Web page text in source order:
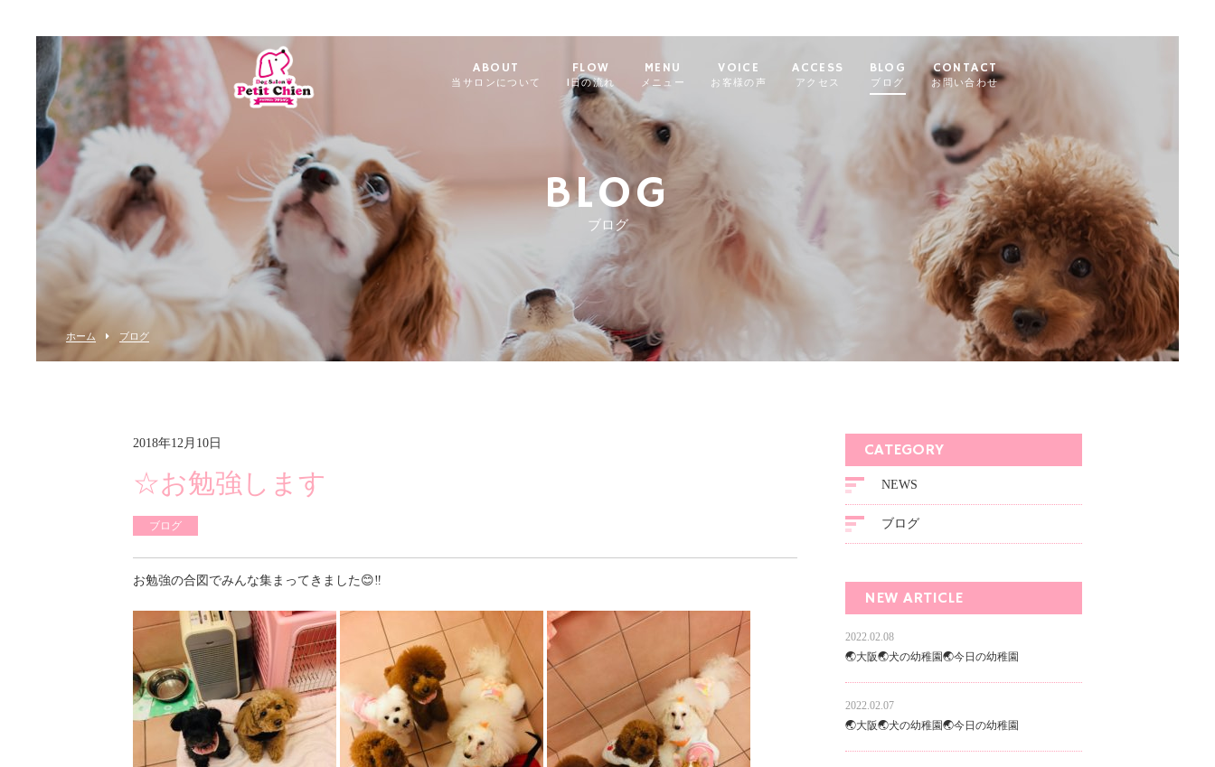
ABOUT
当サロンについて
FLOW
1日の流れ
MENU
メニュー
VOICE
お客様の声
ACCESS
アクセス
BLOG
ブログ
CONTACT
お問い合わせ
BLOG
ブログ
ホーム ブログ
2018年12月10日
☆お勉強します
ブログ
お勉強の合図でみんな集まってきました😊‼️
CATEGORY
NEWS
ブログ
NEW ARTICLE
2022.02.08
🌏大阪🌏犬の幼稚園🌏今日の幼稚園
2022.02.07
🌏大阪🌏犬の幼稚園🌏今日の幼稚園